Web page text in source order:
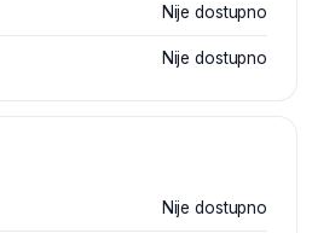
Nije dostupno
Nije dostupno
Nije dostupno